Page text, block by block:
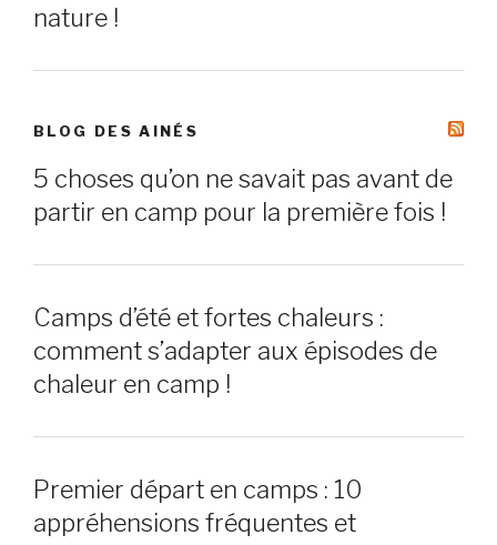
nature !
BLOG DES AINÉS
5 choses qu’on ne savait pas avant de
partir en camp pour la première fois !
Camps d’été et fortes chaleurs :
comment s’adapter aux épisodes de
chaleur en camp !
Premier départ en camps : 10
appréhensions fréquentes et